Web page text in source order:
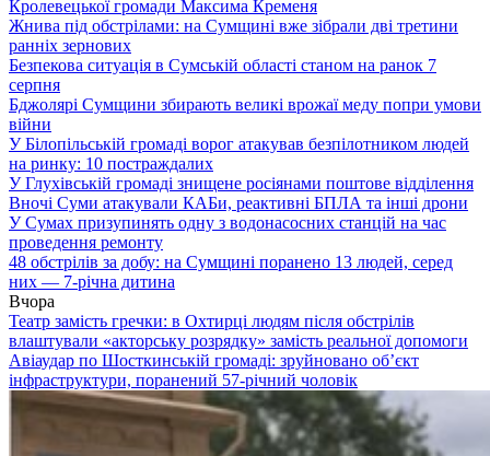
Кролевецької громади Максима Кременя
Жнива під обстрілами: на Сумщині вже зібрали дві третини
ранніх зернових
Безпекова ситуація в Сумській області станом на ранок 7
серпня
Бджолярі Сумщини збирають великі врожаї меду попри умови
війни
У Білопільській громаді ворог атакував безпілотником людей
на ринку: 10 постраждалих
У Глухівській громаді знищене росіянами поштове відділення
Вночі Суми атакували КАБи, реактивні БПЛА та інші дрони
У Сумах призупинять одну з водонасосних станцій на час
проведення ремонту
48 обстрілів за добу: на Сумщині поранено 13 людей, серед
них — 7-річна дитина
Вчора
Театр замість гречки: в Охтирці людям після обстрілів
влаштували «акторську розрядку» замість реальної допомоги
Авіаудар по Шосткинській громаді: зруйновано об’єкт
інфраструктури, поранений 57-річний чоловік